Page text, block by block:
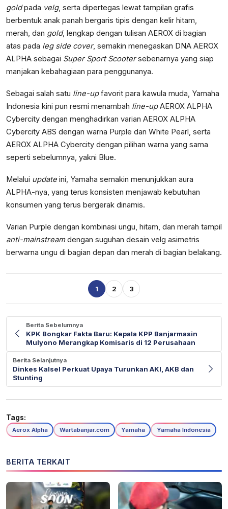
goldpada velg, serta dipertegas lewat tampilan grafis
berbentuk anak panah bergaris tipis dengan kelir hitam,
merah, dan gold, lengkap dengan tulisan AEROX di bagian
atas pada leg side cover, semakin menegaskan DNA AEROX
ALPHA sebagai Super Sport Scootersebenarnya yang siap
manjakan kebahagiaan para penggunanya.
Sebagai salah satu line-upfavorit para kawula muda, Yamaha
Indonesia kini pun resmi menambah line-upAEROX ALPHA
Cybercity dengan menghadirkan varian AEROX ALPHA
Cybercity ABS dengan warna Purple dan White Pearl, serta
AEROX ALPHA Cybercity dengan pilihan warna yang sama
seperti sebelumnya, yakni Blue.
Melalui update ini, Yamaha semakin menunjukkan aura
ALPHA-nya, yang terus konsisten menjawab kebutuhan
konsumen yang terus bergerak dinamis.
Varian Purple dengan kombinasi ungu, hitam, dan merah tampil
anti-mainstreamdengan suguhan desain velg asimetris
berwarna ungu di bagian depan dan merah di bagian belakang.
1 2 3
Berita Sebelumnya
KPK Bongkar Fakta Baru: Kepala KPP Banjarmasin
Mulyono Merangkap Komisaris di 12 Perusahaan
Berita Selanjutnya
Dinkes Kalsel Perkuat Upaya Turunkan AKI, AKB dan
Stunting
Tags:
Aerox Alpha Wartabanjar.com Yamaha Yamaha Indonesia
BERITA TERKAIT